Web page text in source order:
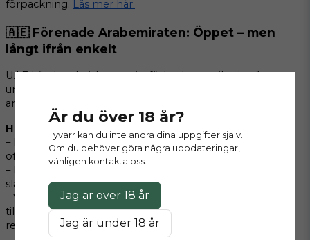
förpackning. Läs mer här.
🇦🇪 Förenade Arabemiraten: Öppet – men
långt ifrån enkelt
UAE hävde tekniskt sett sitt förbud mot nikotinpåsar
under 2025 – men att komma in på marknaden är allt
annat än smidigt.
Här är haken:
– Regulatoriska godkännanden är långsamma och
oförutsägbara
– Produkter måste klara HITS-laboratorietestning för att
släppas in
– Vissa stora varumärken (som ZYN och VELO) fick tidig
tillgång – resten famlar i blindo efter vad som faktiskt är
regelrätt
Är du över 18 år?
Tyvärr kan du inte ändra dina uppgifter själv.
Om du behöver göra några uppdateringar,
vänligen kontakta oss.
Jag är över 18 år
Jag är under 18 år